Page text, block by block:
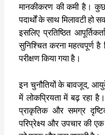
मानकीकरण की कमी है। कुछ
पदार्थों के साथ मिलावटी
इसलिए प्रतिष्ठित
सुनिश्चित करना महत्वपूर्ण
परीक्षण किया गया है।
इन चुनौतियों के बावजूद,
में लोकप्रियता में बढ़ रहा
प्राकृतिक और समग्र
परिप्रेक्ष्य और उपचार की